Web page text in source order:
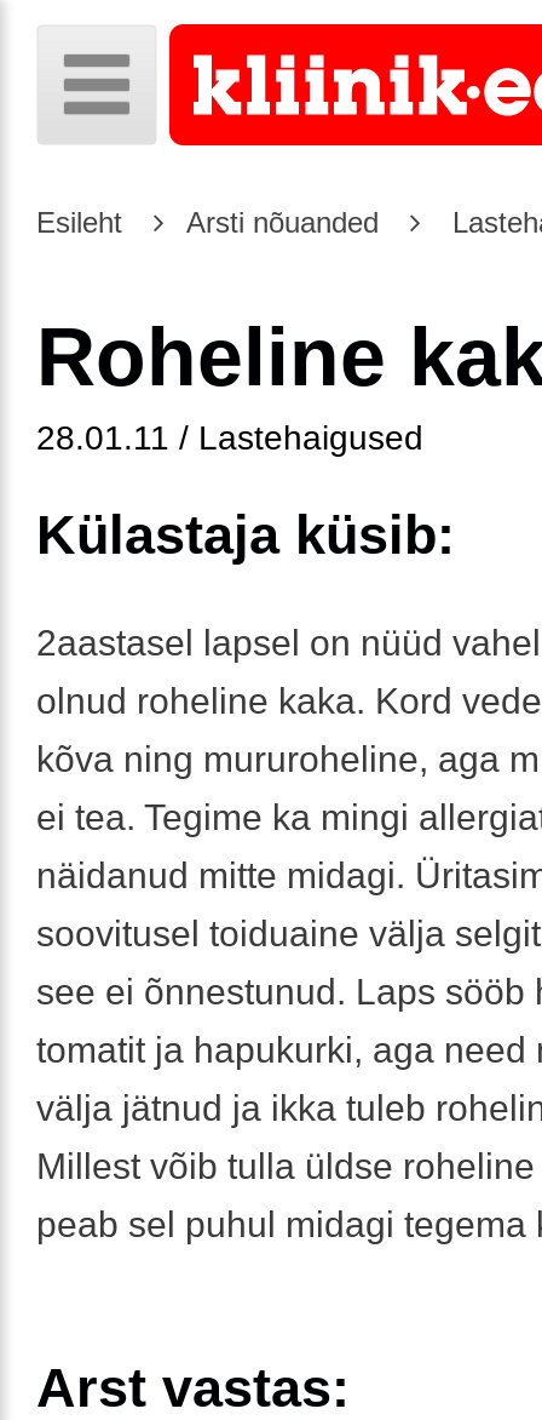
Esileht Arsti nõuanded
Roheline
28.01.11 / Lastehaigused
Külastaja küsib:
2aastasel lapsel on nüüd
olnud roheline kaka. Kord
kõva ning mururoheline, aga
ei tea. Tegime ka mingi
näidanud mitte midagi.
soovitusel toiduaine välja
see ei õnnestunud. Laps sööb
tomatit ja hapukurki, aga need
välja jätnud ja ikka tuleb
Millest võib tulla üldse
peab sel puhul midagi tegema
Arst vastas: